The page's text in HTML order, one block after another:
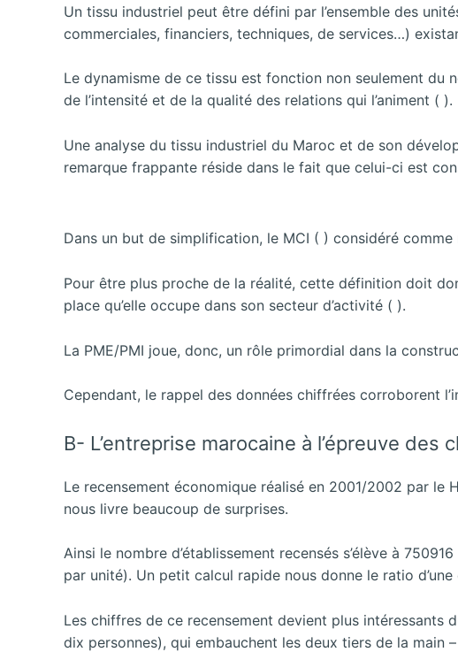
Un tissu industriel peut être défini par l’ensemble des
commerciales, financiers, techniques, de services…)
Le dynamisme de ce tissu est fonction non seulement du
de l’intensité et de la qualité des relations qui l’animent ( ).
Une analyse du tissu industriel du Maroc et de son
remarque frappante réside dans le fait que celui-ci est
Dans un but de simplification, le MCI ( ) considéré
Pour être plus proche de la réalité, cette définition doit
place qu’elle occupe dans son secteur d’activité ( ).
La PME/PMI joue, donc, un rôle primordial dans la
Cependant, le rappel des données chiffrées corroborent
B- L’entreprise marocaine à l’épreuve des
Le recensement économique réalisé en 2001/2002 par le
nous livre beaucoup de surprises.
Ainsi le nombre d’établissement recensés s’élève à
par unité). Un petit calcul rapide nous donne le ratio
Les chiffres de ce recensement devient plus intéressants
dix personnes), qui embauchent les deux tiers de la main